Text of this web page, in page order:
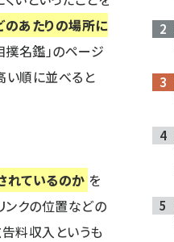
のあたりの場所に
撲名鑑」のページ
い順に並べると
れているのか を
ンクの位置などの
告料収入というも